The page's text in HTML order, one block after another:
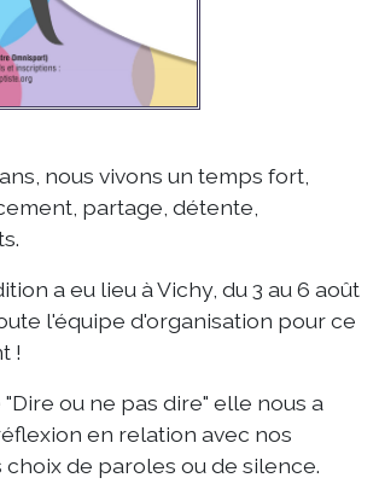
nous vivons un temps fort,
partage, détente,
a eu lieu à Vichy, du 3 au 6 août
l'équipe d'organisation pour ce
!
ou ne pas dire" elle nous a
en relation avec nos
de paroles ou de silence.